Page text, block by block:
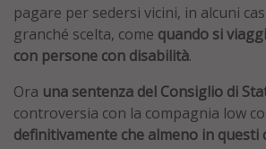
Tipo di vacanza
Vacanze last minute
Vacanze estate 2026
Vacanze di Pasqua 2026
pagare per sedersi vicini, in alcuni
granché scelta, come quando si
con persone con disabilità.
Ora una sentenza del Consiglio di
controversia con la compagnia low
definitivamente che almeno in questi